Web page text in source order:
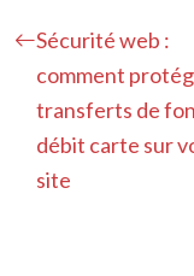
Sécurité web :
comment
transferts de
débit carte sur
site